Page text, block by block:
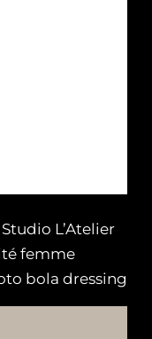
L’Atelier
femme
bola dressing